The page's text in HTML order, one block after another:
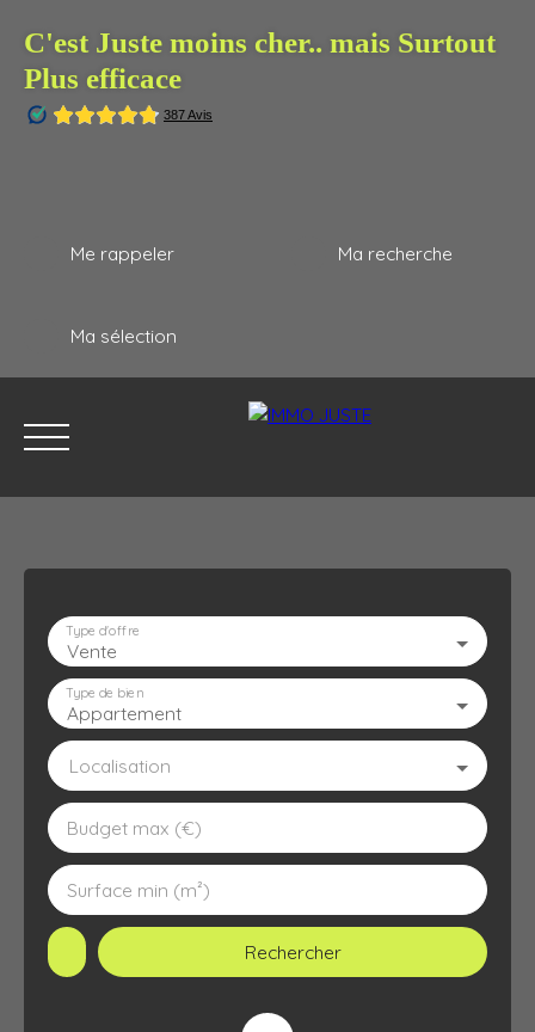
C'est Juste moins cher.. mais Surtout
Plus efficace
Me rappeler Ma recherche
Ma sélection
ACCUEIL ESTIMATION
Vente
Type d'offre
Appartement
Type de bien
Localisation
Budget max (€)
Surface min (m²)
Rechercher